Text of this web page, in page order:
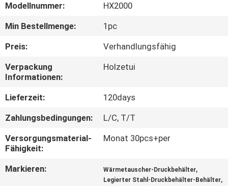
FABRIK-
AUSFLUG
QUALITÄTSKONTROLLE
SITEMAP
PRIVACY
POLICY
Modellnummer:
HX2000
Min Bestellmenge:
1pc
Preis:
Verhandlungsfähig
Verpackung
Informationen:
Holzetui
Lieferzeit:
120days
Zahlungsbedingungen:
L/C, T/T
Versorgungsmaterial-
Fähigkeit:
Monat 30pcs+per
Markieren: Wärmetauscher-Druckbehälter,
Legierter Stahl-Druckbehälter-Behälter,